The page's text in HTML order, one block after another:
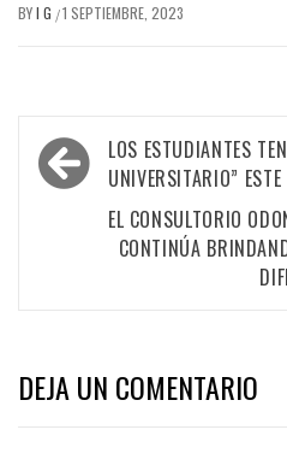
BYI G /1 SEPTIEMBRE, 2023
Navegación
de
entradas
LOS ESTUDIANTES
UNIVERSITARIO”
EL CONSULTORIO
CONTINÚA
DEJA UN COMENTARIO